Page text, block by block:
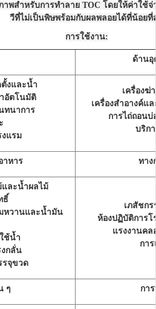
พสำหรับการทำลาย TOC โดยให้ค่าใช้
วีที่ไม่เป็นพิษพร้อมกับผลพลอยได้ที่น้อยที่
การใช้งาน:
ด้านอุ
ตั้งและน้ำ
อัตโนมัติ
ทนาการ
งแรม
เครื่องฆ่
เครื่องสำอางค์แ
การไถ่ถอน
บริก
าหาร ทาง
และน้ำผลไม้
ธิ์
หวานและน้ำมัน
ช้น้ำ
งกลั่น
รจุขวด
เภสัชก
ห้องปฏิบัติการ
แรงงานคล
การ
ๆ กา